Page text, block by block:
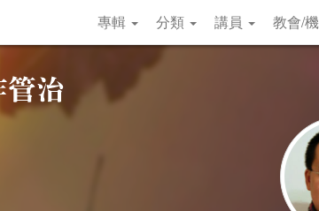
專輯 分類 講員 教會/